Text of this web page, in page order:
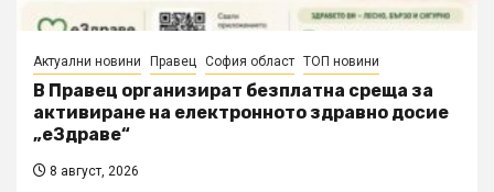
Актуални новини Правец София област ТОП новини
В Правец организират безплатна среща за
активиране на електронното здравно досие
„еЗдраве“
8 август, 2026